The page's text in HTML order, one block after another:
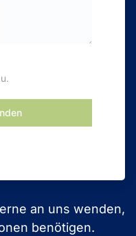
an uns wenden,
benötigen.